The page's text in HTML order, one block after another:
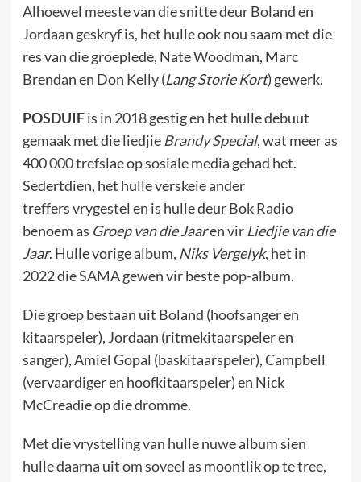
Alhoewel meeste van die snitte deur Boland en
Jordaan geskryf is, het hulle ook nou saam met die
res van die groeplede, Nate Woodman, Marc
Brendan en Don Kelly (Lang Storie Kort) gewerk.
POSDUIFis in 2018 gestig en het hulle debuut
gemaak met die liedjie Brandy Special, wat meer as
400 000 trefslae op sosiale media gehad het.
Sedertdien, het hulle verskeie ander
treffers vrygestel en is hulle deur Bok Radio
benoem as Groep van die Jaaren vir Liedjie van die
Jaar. Hulle vorige album, Niks Vergelyk, het in
2022 die SAMA gewen vir beste pop-album.
Die groep bestaan uit Boland (hoofsanger en
kitaarspeler), Jordaan (ritmekitaarspeler en
sanger), Amiel Gopal (baskitaarspeler), Campbell
(vervaardiger en hoofkitaarspeler) en Nick
McCreadie op die dromme.
Met die vrystelling van hulle nuwe album sien
hulle daarna uit om soveel as moontlik op te tree,